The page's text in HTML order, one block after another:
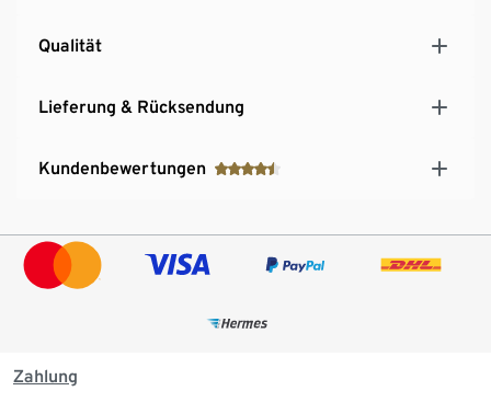
Qualität
Lieferung & Rücksendung
Kundenbewertungen
Zahlung